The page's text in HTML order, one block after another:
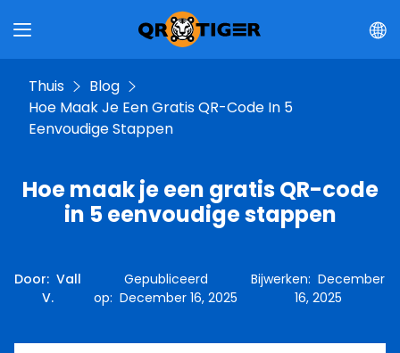
Thuis
Blog
Hoe Maak Je Een Gratis QR-Code In 5
Eenvoudige Stappen
Hoe maak je een gratis QR-code
in 5 eenvoudige stappen
Door: Vall
V.
Gepubliceerd
op:December 16, 2025
Bijwerken:December
16, 2025